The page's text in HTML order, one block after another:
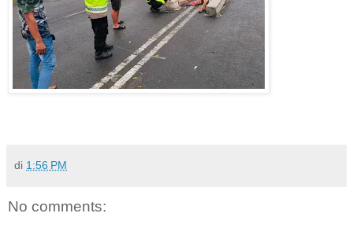
di 1:56 PM
No comments: